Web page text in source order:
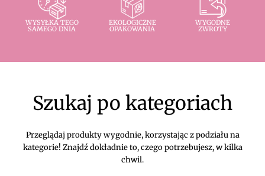
WYSYŁKA TEGO
SAMEGO DNIA
EKOLOGICZNE
OPAKOWANIA
WYGODNE
ZWROTY
Szukaj po kategoriach
Przeglądaj produkty wygodnie, korzystając z podziału na
kategorie! Znajdź dokładnie to, czego potrzebujesz, w kilka
chwil.